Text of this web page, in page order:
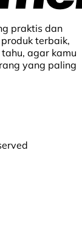
praktis dan
terbaik,
agar kamu
yang paling